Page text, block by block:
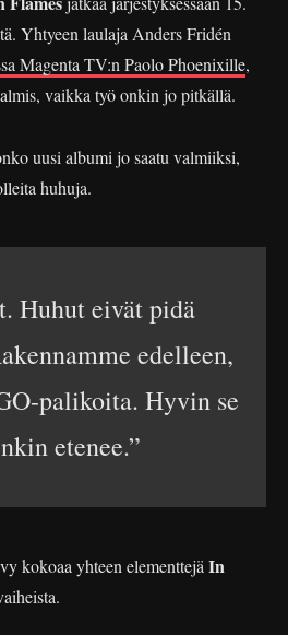
Yhtyeen laulaja Anders Fridén
Magenta TV:n Paolo Phoenixille,
vaikka työ onkin jo pitkällä.
uusi albumi jo saatu valmiiksi,
huhuja.
Huhut eivät pidä
edelleen,
palikoita. Hyvin se
etenee.”
kokoaa yhteen elementtejä In